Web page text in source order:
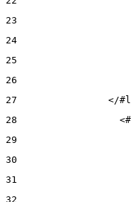
23
24
25
26
27
</
28
29
30
31
32